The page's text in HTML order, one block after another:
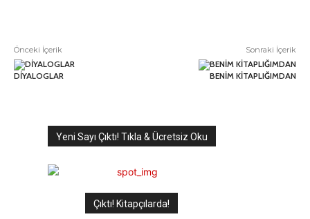
Önceki İçerik
DİYALOGLAR
Sonraki İçerik
BENİM KİTAPLIĞIMDAN
Yeni Sayı Çıktı! Tıkla & Ücretsiz Oku
Çıktı! Kitapçılarda!